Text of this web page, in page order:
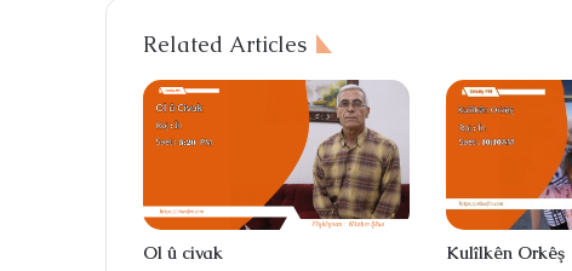
Related Articles
Ol û civak Kulîlkên Orkêş